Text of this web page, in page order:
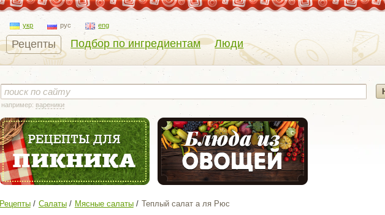
укр рус eng
Рецепты Подбор по ингредиентам Люди
например: вареники
Рецепты Салаты Мясные салаты Теплый салат а ля Рюс